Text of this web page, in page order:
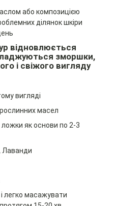
або композицією
ділянок шкіри
відновлюється
зморшки,
і свіжого вигляду
вигляді
масел
як основи по 2-3
Лаванди
легко масажувати